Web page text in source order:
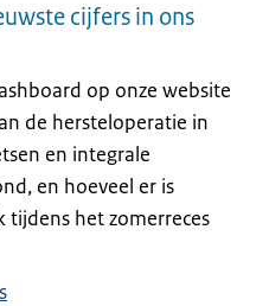
cijfers in ons
op onze website
de hersteloperatie in
en integrale
en hoeveel er is
het zomerreces